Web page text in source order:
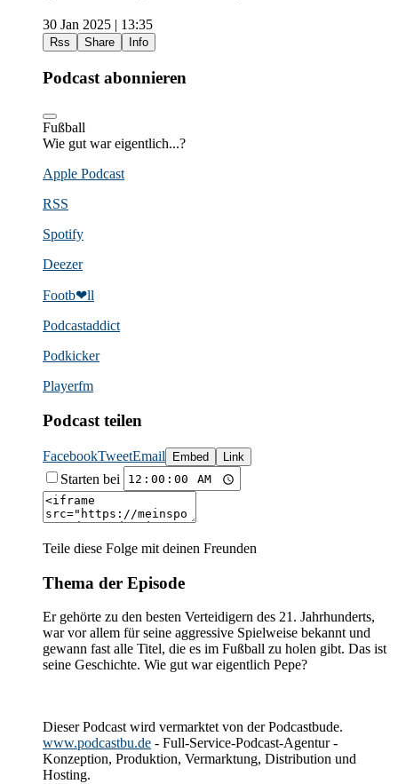
30 Jan 2025 | 13:35
Rss Share Info
Podcast abonnieren
Fußball
Wie gut war eigentlich...?
Apple Podcast
RSS
Spotify
Deezer
Footb❤ll
Podcast­addict
Podkicker
Playerfm
Podcast teilen
FacebookTweetEmail Embed Link
Starten bei
Teile diese Folge mit deinen Freunden
Thema der Episode
Er gehörte zu den besten Verteidigern des 21. Jahrhunderts,
war vor allem für seine aggressive Spielweise bekannt und
gewann fast alle Titel, die es im Fußball zu holen gibt. Das ist
seine Geschichte. Wie gut war eigentlich Pepe?
Dieser Podcast wird vermarktet von der Podcastbude.
www.podcastbu.de - Full-Service-Podcast-Agentur -
Konzeption, Produktion, Vermarktung, Distribution und
Hosting.